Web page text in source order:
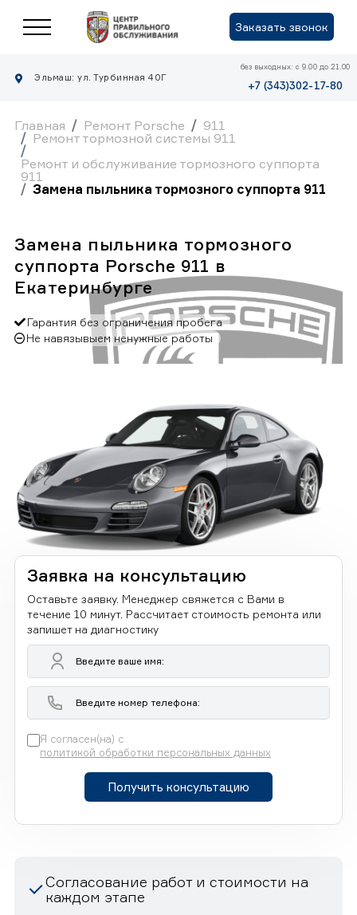
Заказать звонок
Эльмаш: ул. Турбинная 40Г
без выходных: с 9.00 до 21.00
+7 (343)302-17-80
Главная Ремонт Porsche
911
Ремонт тормозной системы 911
Ремонт и обслуживание тормозного суппорта
911
Замена пыльника тормозного суппорта 911
Замена пыльника тормозного
суппорта Porsche 911 в
Екатеринбурге
Гарантия без ограничения пробега
Не навязывыем ненужные работы
Заявка на консультацию
Оставьте заявку. Менеджер свяжется с Вами в
течение 10 минут. Рассчитает стоимость ремонта или
запишет на диагностику
Я согласен(на) с
политикой обработки персональных данных
Получить консультацию
Согласование работ и стоимости на
каждом этапе